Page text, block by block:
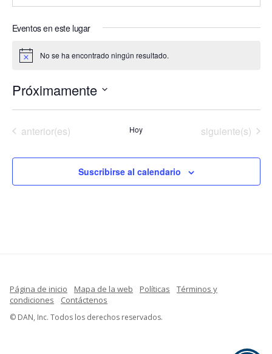
Eventos en este lugar
Notice No se ha encontrado ningún resultado.
Próximamente
Eventos
anterior(es) Hoy Eventos
siguiente(s)
Suscribirse al calendario
Página de inicio Mapa de la web Políticas
Términos y
condiciones
Contáctenos
© DAN, Inc. Todos los derechos reservados.